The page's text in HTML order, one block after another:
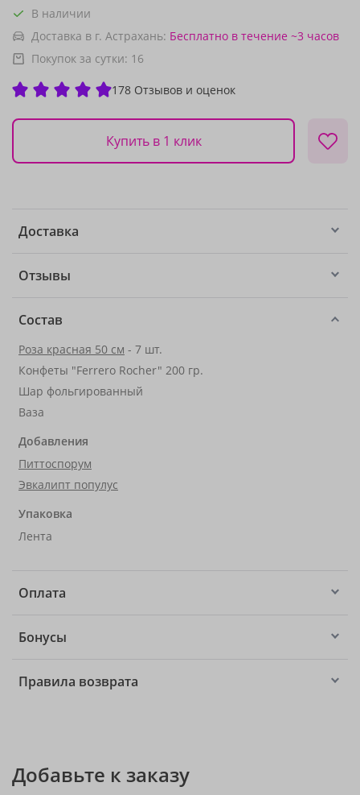
В наличии
Доставка в г. Астрахань: Бесплатно в течение ~3 часов
Покупок за сутки: 16
178 Отзывов и оценок
Купить в 1 клик
Доставка
Отзывы
Состав
Роза красная 50 см - 7 шт.
Конфеты "Ferrero Rocher" 200 гр.
Шар фольгированный
Ваза
Добавления
Питтоспорум
Эвкалипт популус
Упаковка
Лента
Оплата
Бонусы
Правила возврата
Добавьте к заказу